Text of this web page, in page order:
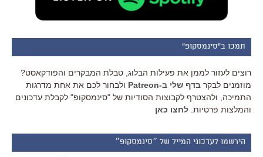
תמכו ב"סינמסקופ"
רוצים לעזור לממן את פעילות הבלוג, טבלת המבקרים והפודקאסט?
מוזמנים לבקר בדף שלי ב-Patreon
ולבחור לכם את אחת מדרגות
התמיכה, ולהצטרף לקבוצות הסודיות של "סינמסקופ" לקבלת עדכונים
והמלצות פרטיות. לחצו כאן
הירשמו לעדכוני המייל של ״סינמסקופ״